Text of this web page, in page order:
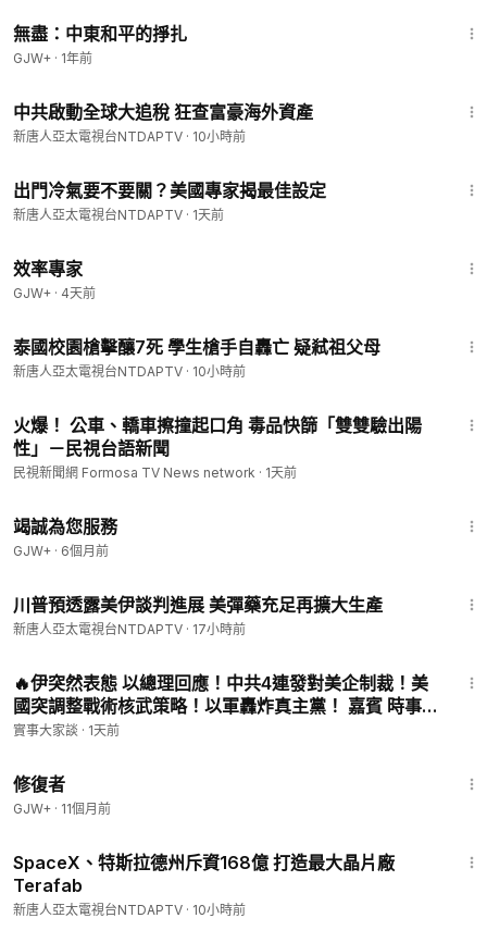
無盡：中東和平的掙扎
GJW+ · 1年前
中共啟動全球大追稅 狂查富豪海外資產
新唐人亞太電視台NTDAPTV · 10小時前
出門冷氣要不要關？美國專家揭最佳設定
新唐人亞太電視台NTDAPTV · 1天前
效率專家
GJW+ · 4天前
泰國校園槍擊釀7死 學生槍手自轟亡 疑弒祖父母
新唐人亞太電視台NTDAPTV · 10小時前
火爆！ 公車、轎車擦撞起口角 毒品快篩「雙雙驗出陽
性」－民視台語新聞
民視新聞網 Formosa TV News network · 1天前
竭誠為您服務
GJW+ · 6個月前
川普預透露美伊談判進展 美彈藥充足再擴大生產
新唐人亞太電視台NTDAPTV · 17小時前
🔥伊突然表態 以總理回應！中共4連發對美企制裁！美
國突調整戰術核武策略！以軍轟炸真主黨！ 嘉賓 時事評
論員 唐柏橋先生 主持 薛然【實事大家談】
實事大家談 · 1天前
修復者
GJW+ · 11個月前
SpaceX、特斯拉德州斥資168億 打造最大晶片廠
Terafab
新唐人亞太電視台NTDAPTV · 10小時前